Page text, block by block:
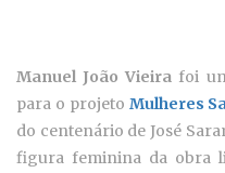
Manuel João Vieira foi
para o projeto Mulheres
do centenário de José
figura feminina da obra